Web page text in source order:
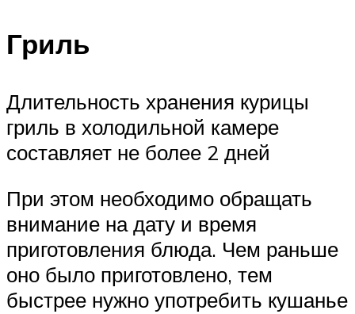
Гриль
Длительность хранения курицы
гриль в холодильной камере
составляет не более 2 дней
При этом необходимо обращать
внимание на дату и время
приготовления блюда. Чем раньше
оно было приготовлено, тем
быстрее нужно употребить кушанье